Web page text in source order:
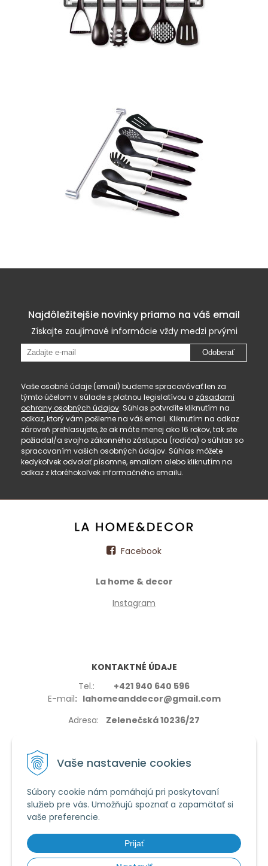
Vaše nastavenie cookies
Súbory cookie nám pomáhajú pri poskytovaní
služieb pre vás. Umožňujú spoznať a zapamätať si
vaše preferencie.
Prijať
Najdôležitejšie novinky priamo na váš email
Získajte zaujímavé informácie vždy medzi prvými
Odoberať
Vaše osobné údaje (email) budeme spracovávať len za
týmto účelom v súlade s platnou legislatívou a zásadami
ochrany osobných údajov. Súhlas potvrdíte kliknutím na
odkaz, ktorý vám pošleme na váš email. Kliknutím na odkaz
zároveň prehlasujete, že ak máte menej ako 16 rokov, tak ste
požiadal/a svojho zákonného zástupcu (rodiča) o súhlas so
spracovaním vašich osobných údajov. Súhlas môžete
kedykoľvek odvolať písomne, emailom alebo kliknutím na
odkaz z ktoréhokoľvek informačného emailu.
Facebook
La home & decor
Instagram
KONTAKTNÉ ÚDAJE
Tel.: +421 940 640 596
E-mail: lahomeanddecor@gmail.com
Adresa: Zelenečská 10236/27
VŠETKO O NÁKUPE
Používanie cookies
Obchodné podmienky